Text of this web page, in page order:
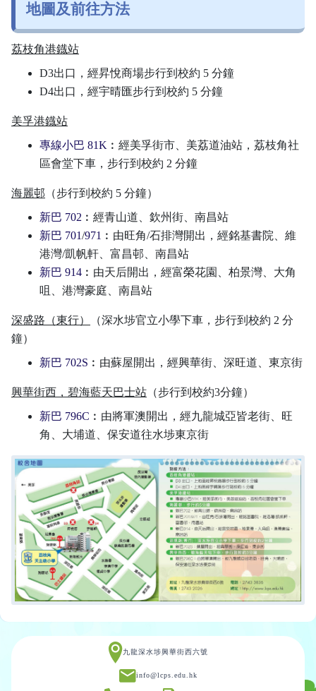
地圖及前往方法
荔枝角港鐡站
D3出口，經昇悅商場步行到校約 5 分鐘
D4出口，經宇晴匯步行到校約 5 分鐘
美孚港鐡站
專線小巴 81K ︰經美孚街市、美荔道油站，荔枝角社
區會堂下車，步行到校約 2 分鐘
海麗邨 （步行到校約 5 分鐘）
新巴 702 ︰經青山道、欽州街、南昌站
新巴 701/971 ︰由旺角/石排灣開出，經銘基書院、維
港灣/凱帆軒、富昌邨、南昌站
新巴 914 ︰由天后開出，經富榮花園、柏景灣、大角
咀、港灣豪庭、南昌站
深盛路（東行）
（深水埗官立小學下車，步行到校約 2 分
鐘）
新巴 702S ︰由蘇屋開出，經興華街、深旺道、東京街
興華街西，碧海藍天巴士站 （步行到校約3分鐘）
新巴 796C ︰由將軍澳開出，經九龍城亞皆老街、旺
角、大埔道、保安道往水埗東京街
九龍深水埗興華街西六號
info@lcps.edu.hk